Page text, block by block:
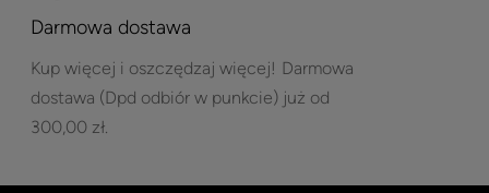
Darmowa dostawa
Kup więcej i oszczędzaj więcej! Darmowa
dostawa (Dpd odbiór w punkcie) już od
300,00 zł.